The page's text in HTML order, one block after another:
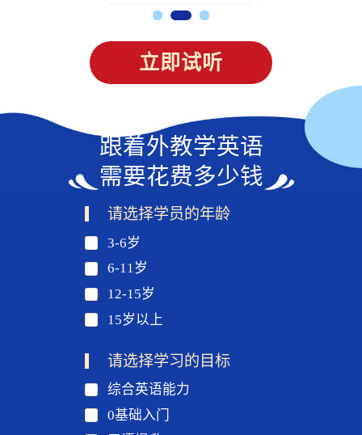
立即试听
跟着外教学英语
需要花费多少钱
请选择学员的年龄
3-6岁
6-11岁
12-15岁
15岁以上
请选择学习的目标
综合英语能力
0基础入门